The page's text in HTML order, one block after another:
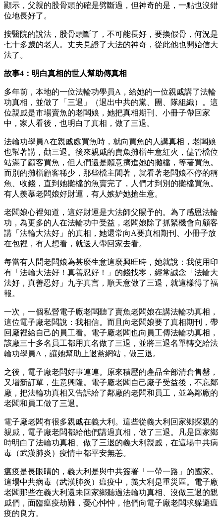
顯示，父親的股骨頭的確是劈斷過，但神奇的是，一點也沒錯
位地長好了。
按醫院的說法，股骨頭斷了，不可能長好，要換假骨，何況是
七十多歲的老人。丈夫見證了大法的神奇，從此他也開始信大
法了。
故事4 ：明白真相的世人幫助傳真相
多年前，本地的一位法輪功學員A ，給她的一位親戚講了法輪
功真相，並做了「三退」（退出中共的黨、團、隊組織）。這
位親戚是市場賣魚的老闆娘，她把真相期刊、小冊子帶回家
中，家人看後，也明白了真相，做了三退。
法輪功學員A在親戚處買魚時，就向買魚的人講真相，老闆娘
也幫著講，勸三退。後來親戚的賣魚攤檔生意紅火，儘管檔位
站滿了顧客買魚，但人們還是願意擠進她的攤檔，等著買魚。
而別的攤檔顧客稀少，那些檔主閒著，就看著老闆娘不停的稱
魚、收錢，直到她攤檔的魚賣完了，人們才到別的攤檔買魚。
有人羨慕老闆娘好財運，有人嫉妒她搶生意。
老闆娘心裡知道，這好財運是大法師父賜予的。為了感恩法輪
功，為更多的人在法輪功中受益，老闆娘除了抓緊機會向顧客
講「法輪大法好」的真相，她還常向A要真相期刊、小冊子放
在包裡，有人想看，就送人帶回家去看。
每當有人問老闆娘為甚麼生意這麼興旺時，她就說：我使用印
有「法輪大法好！真善忍好！」的錢找零，經常誠念「法輪大
法好，真善忍好」九字真言，順天意做了三退，就這樣得了福
報。
一次，一個私營電子廠老闆聽了賣魚老闆娘在講法輪功真相，
這位電子廠老闆說：我相信。而且向老闆娘要了真相期刊，帶
回廠裡給自己的員工看。電子廠老闆也向員工傳法輪功真相，
該廠三十多名員工都用真名做了三退，並將三退名單轉交給法
輪功學員A ，讓她幫助上退黨網站，做三退。
之後，電子廠老闆好事連連。原來積壓的產品全部清倉售罄，
又增新訂單，生意興隆。電子廠老闆自己廠子受益後，不忘鄰
廠，把法輪功真相又告訴給了鄰廠的老闆和員工，並為鄰廠的
老闆和員工做了三退。
電子廠老闆有很多親戚在義大利。這些從義大利回家鄉探親的
親戚，電子廠老闆都給他們講過真相，做了三退。凡是回家鄉
時明白了法輪功真相、做了三退的義大利親戚，在這場中共病
毒（武漢肺炎）疫情中都平安無恙。
瘟疫是長眼睛的，義大利是與中共簽署「一帶一路」的國家。
這場中共病毒（武漢肺炎）瘟疫中，義大利是重災區。電子廠
老闆那些在義大利還未回家鄉聽過法輪功真相、沒做三退的親
戚們，面臨瘟疫劫難，憂心忡忡，他們向電子廠老闆求躲避瘟
疫的良方。